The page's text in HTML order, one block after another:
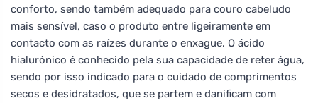
conforto, sendo também adequado para couro cabeludo
mais sensível, caso o produto entre ligeiramente em
contacto com as raízes durante o enxague. O ácido
hialurónico é conhecido pela sua capacidade de reter água,
sendo por isso indicado para o cuidado de comprimentos
secos e desidratados, que se partem e danificam com